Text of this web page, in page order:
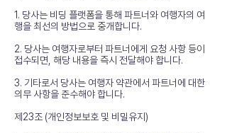
1. 당사는 비딩 플랫폼을 통해 파트너와 여행자의 여
행을 최선의 방법으로 중개합니다.
2. 당사는 여행자로부터 파트너에게 요청 사항 등이
접수되면, 해당 내용을 즉시 전달해야 합니다.
3. 기타로서 당사는 여행자 약관에서 파트너에 대한
의무 사항을 준수해야 합니다.
제23조 (개인정보보호 및 비밀유지)